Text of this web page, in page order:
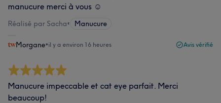
manucure merci à vous ☺️
Réalisé par Sacha• Manucure
Morgane•il y a environ 16 heures Avis vérifié
Manucure impeccable et cat eye parfait. Merci
beaucoup!